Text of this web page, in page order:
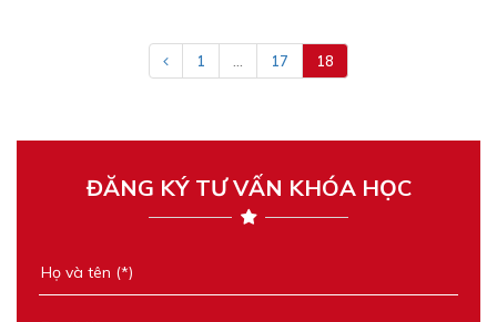
1 17 18
ĐĂNG KÝ TƯ VẤN KHÓA HỌC